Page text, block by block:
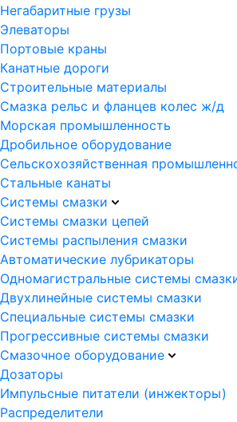
Негабаритные грузы
Элеваторы
Портовые краны
Канатные дороги
Строительные материалы
Смазка рельс и фланцев колес ж/д
Морская промышленность
Дробильное оборудование
Сельскохозяйственная
Стальные канаты
Системы смазки
Системы смазки цепей
Системы распыления смазки
Автоматические лубрикаторы
Одномагистральные системы
Двухлинейные системы смазки
Специальные системы смазки
Прогрессивные системы смазки
Смазочное оборудование
Дозаторы
Импульсные питатели (инжекторы)
Распределители